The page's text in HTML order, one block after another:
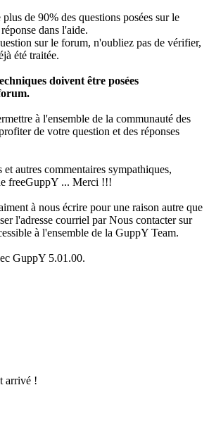
de 90% des questions posées sur le
dans l'aide.
sur le forum, n'oubliez pas de vérifier,
été traitée.
doivent être posées
à l'ensemble de la communauté des
de votre question et des réponses
et autres commentaires sympathiques,
freeGuppY ... Merci !!!
à nous écrire pour une raison autre que
l'adresse courriel par Nous contacter sur
à l'ensemble de la GuppY Team.
GuppY 5.01.00.
arrivé !